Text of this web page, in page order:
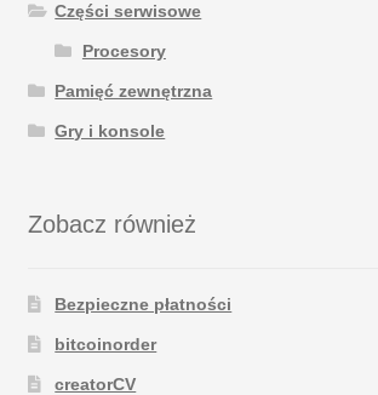
Części serwisowe
Procesory
Pamięć zewnętrzna
Gry i konsole
Zobacz również
Bezpieczne płatności
bitcoinorder
creatorCV